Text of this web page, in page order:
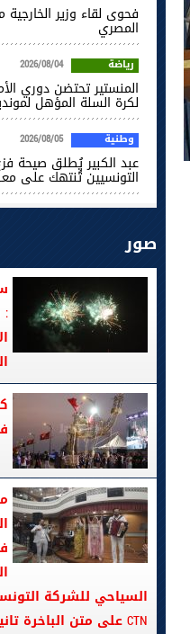
فحوى لقاء وزير الخارجية
المصري
رياضة 2026/08/04
لكرة السلة المؤهل
وطنية 2026/08/05
عبد الكبير يُطلق صيحة
التونسيين تُنتهك على
صور
:
السياحي للشركة
CTN على متن الباخرة تانيت